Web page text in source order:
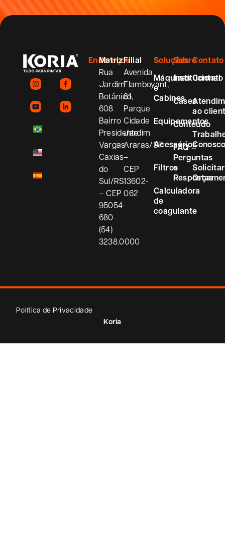
Endereços
Matriz
Rua
Jardim
Botânico,
608
Bairro
Presidente
Vargas
Caxias
do
Sul/RS
– CEP
95054-
680
(54)
3238.0000
Filial
Avenida
Flamboyant,
81
Parque
Cidade
Jardim
Araras/SP
–
CEP
13602-
062
Soluções
Máquinas
e
Cabines
Equipamentos
Acessórios
Filtros
Calculadora
de
coagulante
Sobre
Institucional
Cases
Conteúdo
FAQ –
Perguntas
e
Respostas
Contato
Contato
ao
Solicitar
Política de Privacidade
Koria